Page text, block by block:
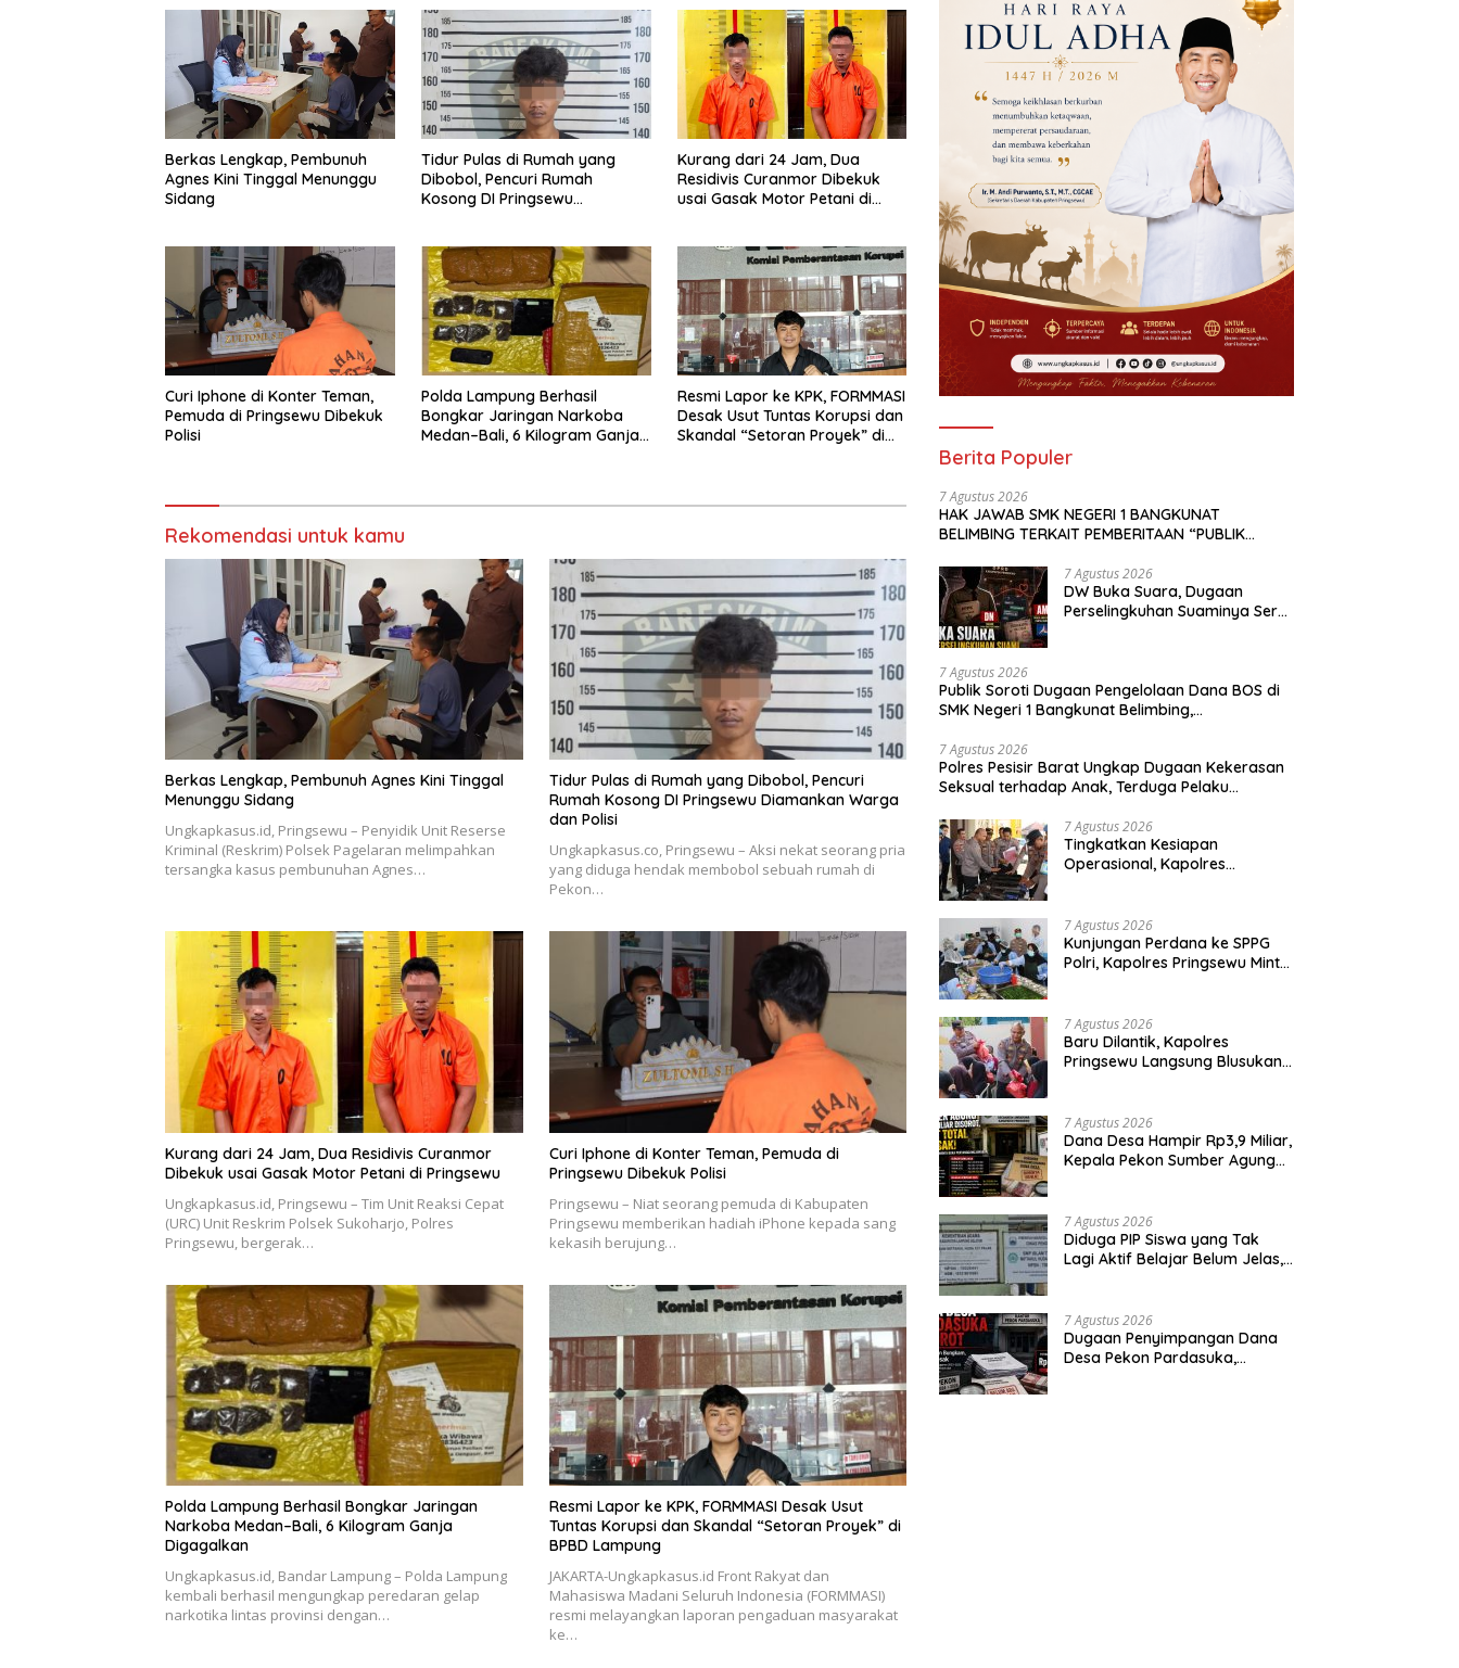
Berkas Lengkap, Pembunuh
Agnes Kini Tinggal Menunggu
Sidang
Tidur Pulas di Rumah yang
Dibobol, Pencuri Rumah
Kosong DI Pringsewu
Kurang dari 24 Jam, Dua
Residivis Curanmor Dibekuk
usai Gasak Motor Petani di
Curi Iphone di Konter Teman,
Pemuda di Pringsewu Dibekuk
Polisi
Polda Lampung Berhasil
Bongkar Jaringan Narkoba
Medan–Bali, 6 Kilogram Ganja
Resmi Lapor ke KPK, FORMMASI
Desak Usut Tuntas Korupsi dan
Skandal “Setoran Proyek” di
Rekomendasi untuk kamu
Berkas Lengkap, Pembunuh Agnes Kini Tinggal
Menunggu Sidang
Ungkapkasus.id, Pringsewu – Penyidik Unit Reserse
Kriminal (Reskrim) Polsek Pagelaran melimpahkan
tersangka kasus pembunuhan Agnes…
Tidur Pulas di Rumah yang Dibobol, Pencuri
Rumah Kosong DI Pringsewu Diamankan Warga
dan Polisi
Ungkapkasus.co, Pringsewu – Aksi nekat seorang pria
yang diduga hendak membobol sebuah rumah di
Pekon…
Kurang dari 24 Jam, Dua Residivis Curanmor
Dibekuk usai Gasak Motor Petani di Pringsewu
Ungkapkasus.id, Pringsewu – Tim Unit Reaksi Cepat
(URC) Unit Reskrim Polsek Sukoharjo, Polres
Pringsewu, bergerak…
Curi Iphone di Konter Teman, Pemuda di
Pringsewu Dibekuk Polisi
Pringsewu – Niat seorang pemuda di Kabupaten
Pringsewu memberikan hadiah iPhone kepada sang
kekasih berujung…
Polda Lampung Berhasil Bongkar Jaringan
Narkoba Medan–Bali, 6 Kilogram Ganja
Digagalkan
Ungkapkasus.id, Bandar Lampung – Polda Lampung
kembali berhasil mengungkap peredaran gelap
narkotika lintas provinsi dengan…
Resmi Lapor ke KPK, FORMMASI Desak Usut
Tuntas Korupsi dan Skandal “Setoran Proyek” di
BPBD Lampung
JAKARTA-Ungkapkasus.id Front Rakyat dan
Mahasiswa Madani Seluruh Indonesia (FORMMASI)
resmi melayangkan laporan pengaduan masyarakat
ke…
Berita Populer
7 Agustus 2026
HAK JAWAB SMK NEGERI 1 BANGKUNAT
BELIMBING TERKAIT PEMBERITAAN “PUBLIK
SMK NEGERI 1 BANGKUNAT BELIMBING,
TRANSPARANSI ANGGARAN JADI PERHATIAN” DI
UNGKAPKASUS.ID TANGGAL 7 AGUSTUS 2026
7 Agustus 2026
DW Buka Suara, Dugaan
Perselingkuhan Suaminya Seret
7 Agustus 2026
Publik Soroti Dugaan Pengelolaan Dana BOS di
SMK Negeri 1 Bangkunat Belimbing,
7 Agustus 2026
Polres Pesisir Barat Ungkap Dugaan Kekerasan
Seksual terhadap Anak, Terduga Pelaku
7 Agustus 2026
Tingkatkan Kesiapan
Operasional, Kapolres
7 Agustus 2026
Kunjungan Perdana ke SPPG
Polri, Kapolres Pringsewu Minta
7 Agustus 2026
Baru Dilantik, Kapolres
Pringsewu Langsung Blusukan
7 Agustus 2026
Dana Desa Hampir Rp3,9 Miliar,
Kepala Pekon Sumber Agung
7 Agustus 2026
‎Diduga PIP Siswa yang Tak
Lagi Aktif Belajar Belum Jelas,
7 Agustus 2026
Dugaan Penyimpangan Dana
Desa Pekon Pardasuka,